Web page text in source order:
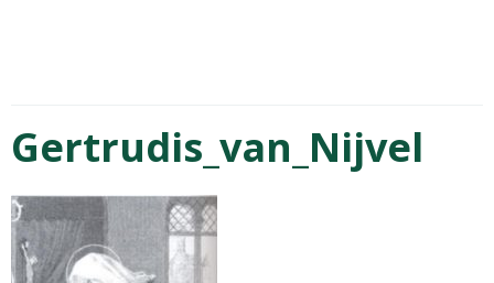
Gertrudis_van_Nijvel